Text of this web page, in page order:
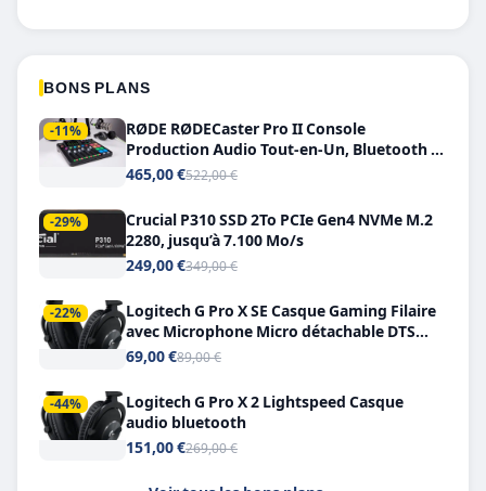
BONS PLANS
-11%
RØDE RØDECaster Pro II Console
Production Audio Tout-en-Un, Bluetooth et
Double USB-C
465,00 €522,00 €
-29%
Crucial P310 SSD 2To PCIe Gen4 NVMe M.2
2280, jusqu’à 7.100 Mo/s
249,00 €349,00 €
-22%
Logitech G Pro X SE Casque Gaming Filaire
avec Microphone Micro détachable DTS
Headphone X 7.1
69,00 €89,00 €
-44%
Logitech G Pro X 2 Lightspeed Casque
audio bluetooth
151,00 €269,00 €